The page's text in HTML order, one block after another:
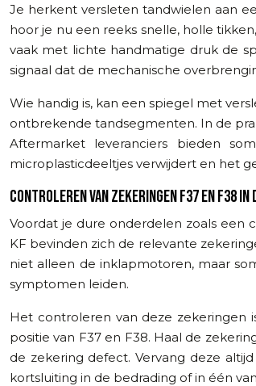
Je herkent versleten tandwielen aan
hoor je nu een reeks snelle, holle
vaak met lichte handmatige druk de
signaal dat de mechanische
Wie handig is, kan een spiegel met
ontbrekende tandsegmenten. In de
Aftermarket leveranciers bieden
microplasticdeeltjes verwijdert en het
CONTROLEREN VAN ZEKERINGEN F37 EN F38
Voordat je dure onderdelen zoals een
KF bevinden zich de relevante
niet alleen de inklapmotoren, maar
symptomen leiden.
Het controleren van deze zekeringen
positie van F37 en F38. Haal de
de zekering defect. Vervang deze
kortsluiting in de bedrading of in één